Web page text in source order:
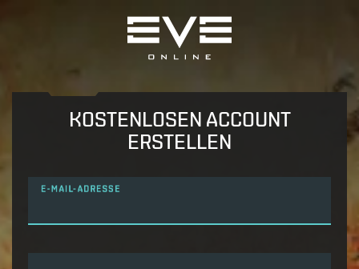
KOSTENLOSEN ACCOUNT
ERSTELLEN
E-MAIL-ADRESSE